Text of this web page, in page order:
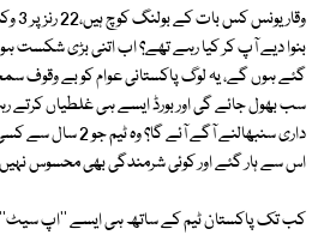
بنوا دیے آپ کر کیا رہے تھے؟ اب اتنی بڑی
سب بھول جائے گی اور بورڈ ایسے ہی غلطیاں کرتے
داری سنبھالنے آگے
اس سے ہار گئے اور کوئی شرمندگی بھی محسوس
کب تک پاکستان ٹیم کے ساتھ ہی ایسے ''اپ سیٹ''